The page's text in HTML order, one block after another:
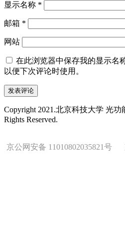
显示名称 *
邮箱 *
网站
在此浏览器中保存我的显示名
以便下次评论时使用。
Copyright 2021.北京科技大学 光
Rights Reserved.
京公网安备 11010802035821号